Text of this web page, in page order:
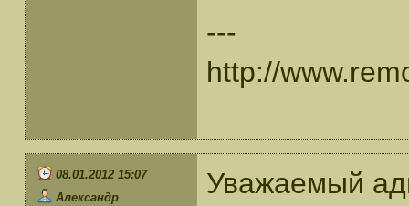
---
http://
08.01.2012 15:07
Александр
Уважаемый